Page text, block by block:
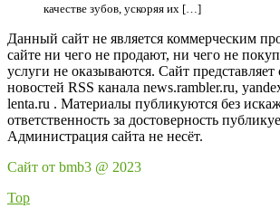
качестве зубов, ускоряя их […]
Данный сайт не является коммерческим
сайте ни чего не продают, ни чего не
услуги не оказываются. Сайт представляет
новостей RSS канала news.rambler.ru,
lenta.ru . Материалы публикуются без
ответственность за достоверность
Администрация сайта не несёт.
Сайт от bmb3 @ 2023
Top